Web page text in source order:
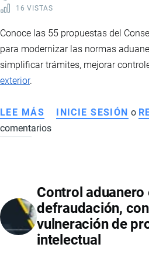
16 VISTAS
Conoce las 55 propuestas del
para modernizar las normas
simplificar trámites, mejorar
exterior.
LEE MÁS SOBRE
MODERNIZACIÓN
55
PROPUESTAS
PARA
FORTALECER
INICIE SESIÓN o
comentarios
Control aduanero
defraudación,
vulneración de
intelectual